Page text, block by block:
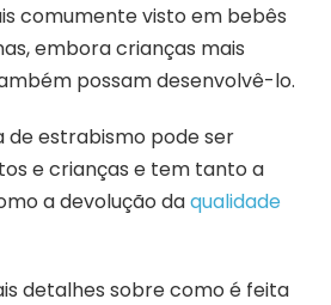
comumente visto em bebês
embora crianças mais
possam desenvolvê-lo.
de estrabismo pode ser
e crianças e tem tanto a
a devolução daqualidade
detalhes sobre como é feita